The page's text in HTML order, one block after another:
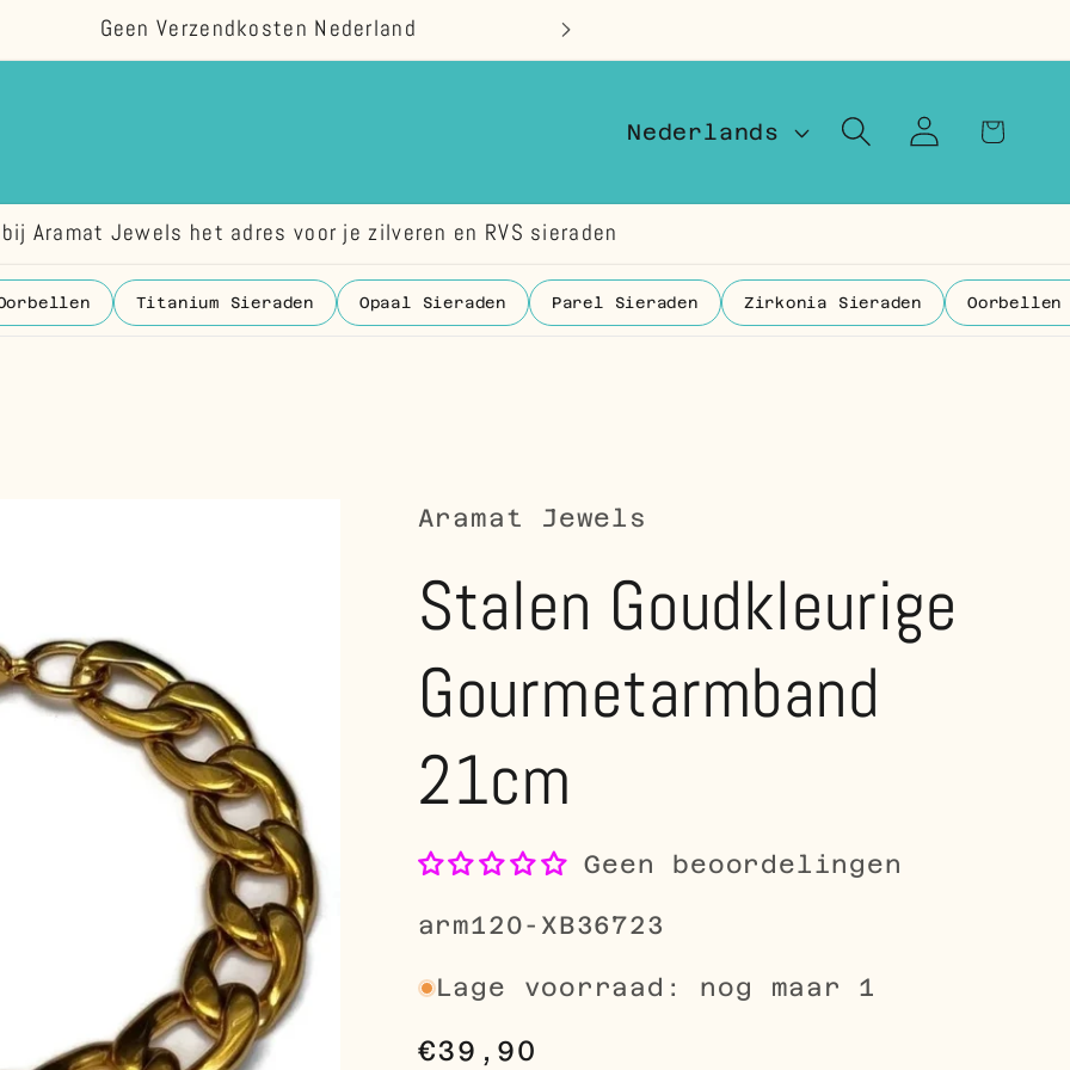
Geen Verzendkosten Nederland
a
l
Nederlands Inloggen
Aramat Jewels het adres voor je zilveren en RVS sieraden
Titanium Sieraden Opaal Sieraden Parel Sieraden Zirkonia Sieraden Oorbellen
Aramat Jewels
Stalen Goudkleurige
Gourmetarmband
21cm
Geen beoordelingen
SKU:
arm120-XB36723
Lage voorraad: nog maar 1
Normale
€39,90